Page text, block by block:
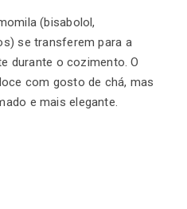
(bisabolol,
se transferem para a
durante o cozimento. O
com gosto de chá, mas
e mais elegante.